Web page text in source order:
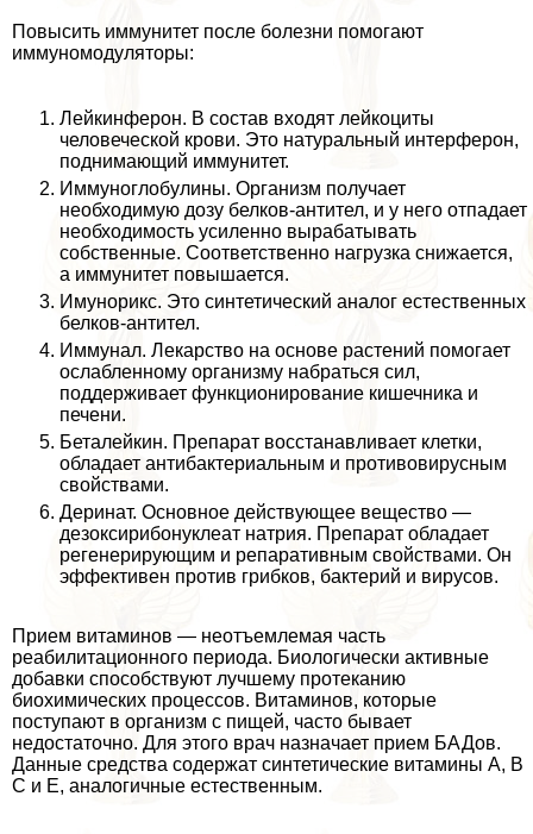
Повысить иммунитет после болезни помогают
иммуномодуляторы:
Лейкинферон. В состав входят лейкоциты
человеческой крови. Это натуральный интерферон,
поднимающий иммунитет.
Иммуноглобулины. Организм получает
необходимую дозу белков-антител, и у него отпадает
необходимость усиленно выpaбатывать
собственные. Соответственно нагрузка снижается,
а иммунитет повышается.
Имунорикс. Это синтетический аналог естественных
белков-антител.
Иммунал. Лекарство на основе растений помогает
ослабленному организму набраться сил,
поддерживает функционирование кишечника и
печени.
Беталейкин. Препарат восстанавливает клетки,
обладает антибактериальным и противовирусным
свойствами.
Деринат. Основное действующее вещество —
дезоксирибонуклеат натрия. Препарат обладает
регенерирующим и репаративным свойствами. Он
эффективен против грибков, бактерий и вирусов.
Прием витаминов — неотъемлемая часть
реабилитационного периода. Биологически активные
добавки способствуют лучшему протеканию
биохимических процессов. Витаминов, которые
поступают в организм с пищей, часто бывает
недостаточно. Для этого врач назначает прием БАДов.
Данные средства содержат синтетические витамины А, В
С и Е, аналогичные естественным.